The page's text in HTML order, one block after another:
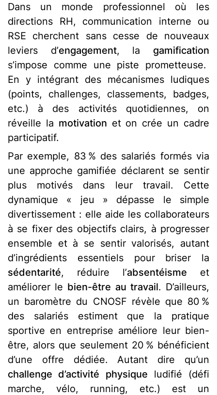
Dans un monde professionnel où les
directions RH, communication interne ou
RSE cherchent sans cesse de nouveaux
leviers d’engagement, la gamification
s’impose comme une piste prometteuse.
En y intégrant des mécanismes ludiques
(points, challenges, classements, badges,
etc.) à des activités quotidiennes, on
réveille la motivation et on crée un cadre
participatif.
Par exemple, 83 % des salariés formés via
une approche gamifiée déclarent se sentir
plus motivés dans leur travail. Cette
dynamique « jeu » dépasse le simple
divertissement : elle aide les collaborateurs
à se fixer des objectifs clairs, à progresser
ensemble et à se sentir valorisés, autant
d’ingrédients essentiels pour briser la
sédentarité, réduire l’absentéisme et
améliorer le bien-être au travail. D’ailleurs,
un baromètre du CNOSF révèle que 80 %
des salariés estiment que la pratique
sportive en entreprise améliore leur bien-
être, alors que seulement 20 % bénéficient
d’une offre dédiée. Autant dire qu’un
challenge d’activité physique ludifié (défi
marche, vélo, running, etc.) est un